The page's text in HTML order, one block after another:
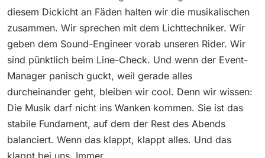
diesem Dickicht an Fäden halten wir die musikalischen
zusammen. Wir sprechen mit dem Lichttechniker. Wir
geben dem Sound-Engineer vorab unseren Rider. Wir
sind pünktlich beim Line-Check. Und wenn der Event-
Manager panisch guckt, weil gerade alles
durcheinander geht, bleiben wir cool. Denn wir wissen:
Die Musik darf nicht ins Wanken kommen. Sie ist das
stabile Fundament, auf dem der Rest des Abends
balanciert. Wenn das klappt, klappt alles. Und das
klappt bei uns. Immer.